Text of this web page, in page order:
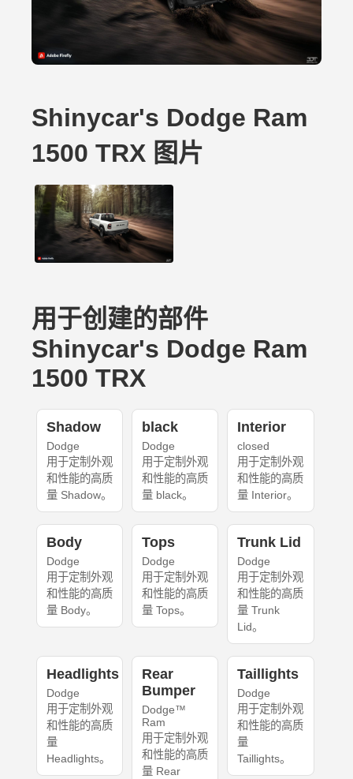
Shinycar's Dodge Ram
1500 TRX 图片
用于创建的部件
Shinycar's Dodge Ram
1500 TRX
Shadow
Dodge
用于定制外观
和性能的高质
量 Shadow。
black
Dodge
用于定制外观
和性能的高质
量 black。
Interior
closed
用于定制外观
和性能的高质
量 Interior。
Body
Dodge
用于定制外观
和性能的高质
量 Body。
Tops
Dodge
用于定制外观
和性能的高质
量 Tops。
Trunk Lid
Dodge
用于定制外观
和性能的高质
量 Trunk
Lid。
Headlights
Dodge
用于定制外观
和性能的高质
量
Headlights。
Rear
Bumper
Dodge™
Ram
用于定制外观
和性能的高质
量 Rear
Taillights
Dodge
用于定制外观
和性能的高质
量
Taillights。